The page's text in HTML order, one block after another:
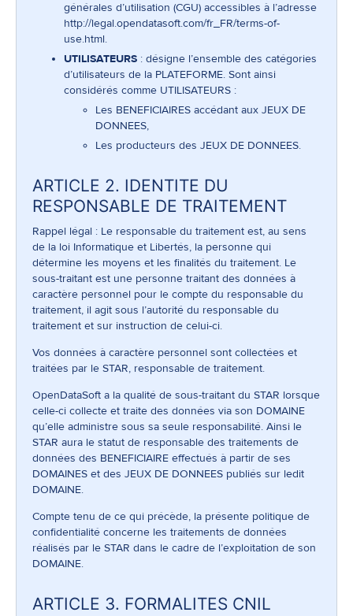
générales d’utilisation (CGU) accessibles à l’adresse
http://legal.opendatasoft.com/fr_FR/terms-of-
use.html.
UTILISATEURS : désigne l’ensemble des catégories
d’utilisateurs de la PLATEFORME. Sont ainsi
considérés comme UTILISATEURS :
Les BENEFICIAIRES accédant aux JEUX DE
DONNEES,
Les producteurs des JEUX DE DONNEES.
ARTICLE 2. IDENTITE DU
RESPONSABLE DE TRAITEMENT
Rappel légal : Le responsable du traitement est, au sens
de la loi Informatique et Libertés, la personne qui
détermine les moyens et les finalités du traitement. Le
sous-traitant est une personne traitant des données à
caractère personnel pour le compte du responsable du
traitement, il agit sous l’autorité du responsable du
traitement et sur instruction de celui-ci.
Vos données à caractère personnel sont collectées et
traitées par le STAR, responsable de traitement.
OpenDataSoft a la qualité de sous-traitant du STAR lorsque
celle-ci collecte et traite des données via son DOMAINE
qu’elle administre sous sa seule responsabilité. Ainsi le
STAR aura le statut de responsable des traitements de
données des BENEFICIAIRE effectués à partir de ses
DOMAINES et des JEUX DE DONNEES publiés sur ledit
DOMAINE.
Compte tenu de ce qui précède, la présente politique de
confidentialité concerne les traitements de données
réalisés par le STAR dans le cadre de l’exploitation de son
DOMAINE.
ARTICLE 3. FORMALITES CNIL